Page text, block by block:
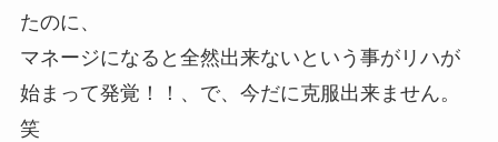
たのに、
マネージになると全然出来ないという事がリハが
始まって発覚！！、で、今だに克服出来ません。
笑